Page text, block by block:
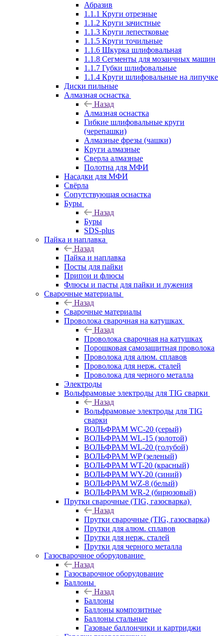
Абразив
1.1.1 Круги отрезные
1.1.2 Круги зачистные
1.1.3 Круги лепестковые
1.1.5 Круги точильные
1.1.6 Шкурка шлифовальная
1.1.8 Сегменты для мозаичных машин
1.1.7 Губки шлифовальные
1.1.4 Круги шлифовальные на липучке
Диски пильные
Алмазная оснастка
Назад
Алмазная оснастка
Гибкие шлифовальные круги
(черепашки)
Алмазные фрезы (чашки)
Круги алмазные
Сверла алмазные
Полотна для МФИ
Насадки для МФИ
Свёрла
Сопутствующая оснастка
Буры
Назад
Буры
SDS-plus
Пайка и наплавка
Назад
Пайка и наплавка
Посты для пайки
Припои и флюсы
Флюсы и пасты для пайки и лужения
Сварочные материалы
Назад
Сварочные материалы
Проволока сварочная на катушках
Назад
Проволока сварочная на катушках
Порошковая самозащитная проволока
Проволока для алюм. сплавов
Проволока для нерж. сталей
Проволока для черного металла
Электроды
Вольфрамовые электроды для TIG сварки
Назад
Вольфрамовые электроды для TIG
сварки
ВОЛЬФРАМ WC-20 (серый)
ВОЛЬФРАМ WL-15 (золотой)
ВОЛЬФРАМ WL-20 (голубой)
ВОЛЬФРАМ WP (зеленый)
ВОЛЬФРАМ WT-20 (красный)
ВОЛЬФРАМ WY-20 (синий)
ВОЛЬФРАМ WZ-8 (белый)
ВОЛЬФРАМ WR-2 (бирюзовый)
Прутки сварочные (TIG, газосварка)
Назад
Прутки сварочные (TIG, газосварка)
Прутки для алюм. сплавов
Прутки для нерж. сталей
Прутки для черного металла
Газосварочное оборудование
Назад
Газосварочное оборудование
Баллоны
Назад
Баллоны
Баллоны композитные
Баллоны стальные
Газовые баллончики и картриджи